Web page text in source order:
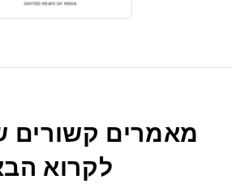
מאמרים קשורים
לקרוא